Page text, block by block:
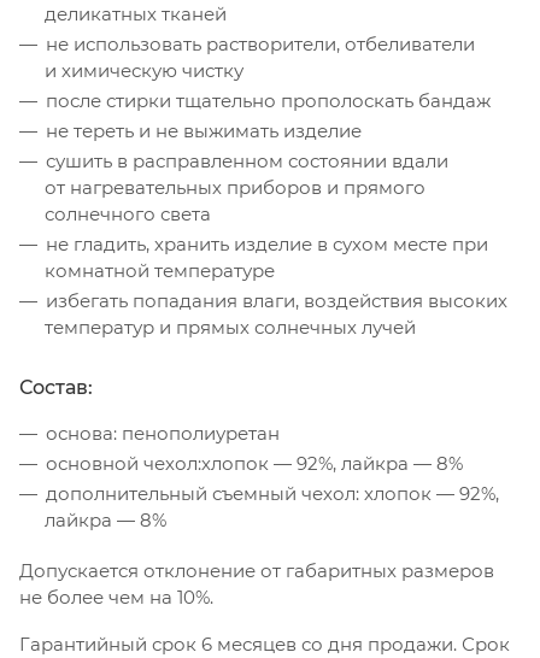
деликатных тканей
не использовать растворители, отбеливатели
и химическую чистку
после стирки тщательно прополоскать бандаж
не тереть и не выжимать изделие
сушить в расправленном состоянии вдали
от нагревательных приборов и прямого
солнечного света
не гладить, хранить изделие в сухом месте при
комнатной температуре
избегать попадания влаги, воздействия высоких
температур и прямых солнечных лучей
Состав:
основа: пенополиуретан
основной чехол:хлопок — 92%, лайкра — 8%
дополнительный съемный чехол: хлопок — 92%,
лайкра — 8%
Допускается отклонение от габаритных размеров
не более чем на 10%.
Гарантийный срок 6 месяцев со дня продажи. Срок